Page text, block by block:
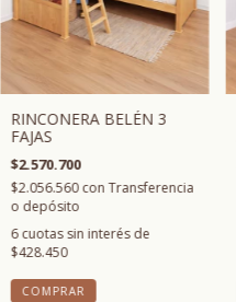
RINCONERA BELÉN 3
FAJAS
$2.570.700
$2.056.560con Transferencia
o depósito
6cuotas sin interés de
$428.450